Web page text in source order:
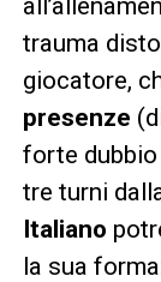
trauma
giocatore,
presenze
forte
tre turni
Italiano
la sua